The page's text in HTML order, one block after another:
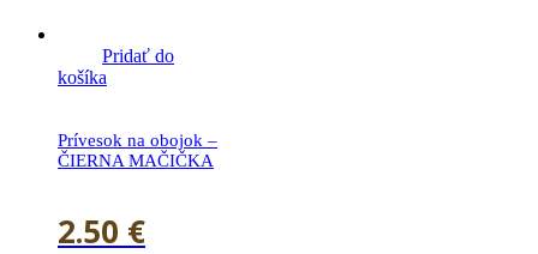
Pridať do
košíka
Prívesok na obojok –
ČIERNA MAČIČKA
2.50 €